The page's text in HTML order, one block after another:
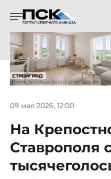
09 мая 2026, 12:00
На
Ставрополя